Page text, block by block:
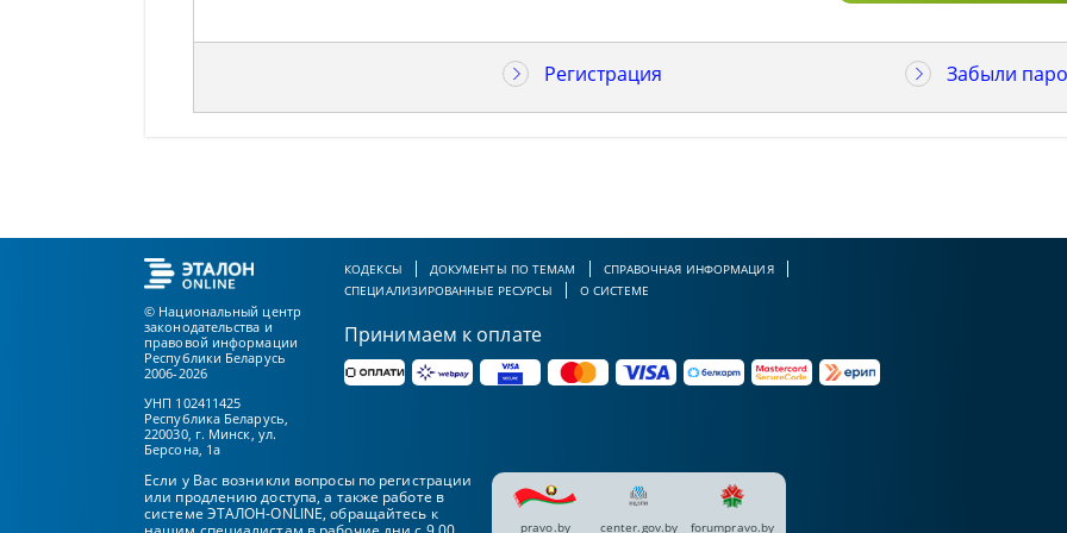
Регистрация Забыли
© Национальный центр
законодательства и
правовой информации
Республики Беларусь
2006-2026
УНП 102411425
Республика Беларусь,
220030, г. Минск, ул.
Берсона, 1а
КОДЕКСЫ ДОКУМЕНТЫ ПО ТЕМАМ
СПРАВОЧНАЯ ИНФОРМАЦИЯ
СПЕЦИАЛИЗИРОВАННЫЕ РЕСУРСЫ
О СИСТЕМЕ
Принимаем к оплате
Если у Вас возникли вопросы по регистрации
или продлению доступа, а также работе в
системе ЭТАЛОН-ONLINE, обращайтесь к
pravo.by center.gov.by forumpravo.by